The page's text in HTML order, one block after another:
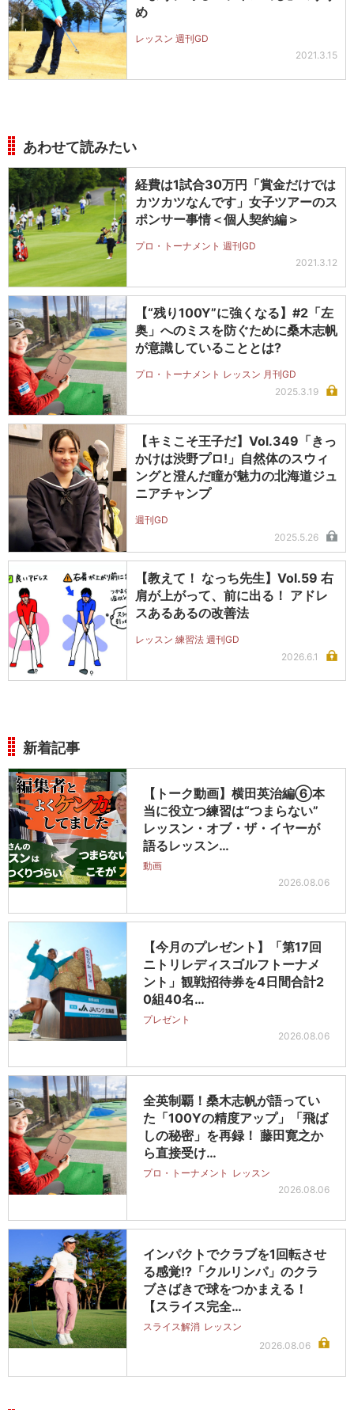
め
レッスン 週刊GD
2021.3.15
あわせて読みたい
経費は1試合30万円「賞金だけでは
カツカツなんです」女子ツアーのス
ポンサー事情＜個人契約編＞
プロ・トーナメント 週刊GD
2021.3.12
【“残り100Y”に強くなる】#2「左
奥」へのミスを防ぐために桑木志帆
が意識していることとは?
プロ・トーナメント レッスン 月刊GD
2025.3.19
【キミこそ王子だ】Vol.349「きっ
かけは渋野プロ!」自然体のスウィ
ングと澄んだ瞳が魅力の北海道ジュ
ニアチャンプ
週刊GD
2025.5.26
【教えて！ なっち先生】Vol.59 右
肩が上がって、前に出る！ アドレ
スあるあるの改善法
レッスン 練習法 週刊GD
2026.6.1
新着記事
【トーク動画】横田英治編⑥本
当に役立つ練習は“つまらない”
レッスン・オブ・ザ・イヤーが
語るレッスン…
動画
2026.08.06
【今月のプレゼント】「第17回
ニトリレディスゴルフトーナメ
ント」観戦招待券を4日間合計2
0組40名…
プレゼント
2026.08.06
全英制覇！桑木志帆が語ってい
た「100Yの精度アップ」「飛ば
しの秘密」を再録！ 藤田寛之か
ら直接受け…
プロ・トーナメント レッスン
2026.08.06
インパクトでクラブを1回転させ
る感覚!?「クルリンパ」のクラ
ブさばきで球をつかまえる！
【スライス完全…
スライス解消 レッスン
2026.08.06